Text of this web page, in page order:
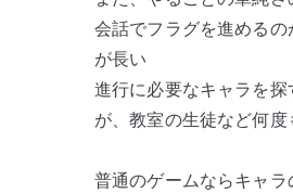
会話でフラグを進める
が長い
進行に必要なキャラを
が、教室の生徒など何
普通のゲームならキャ